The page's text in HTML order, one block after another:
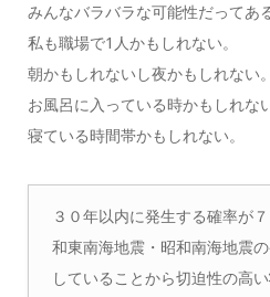
みんなバラバラな可能性だってあ
私も職場で1人かもしれない。
朝かもしれないし夜かもしれない。
お風呂に入っている時かもしれな
寝ている時間帯かもしれない。
３０年以内に発生する確率が
和東南海地震・昭和南海地震
していることから切迫性の高い